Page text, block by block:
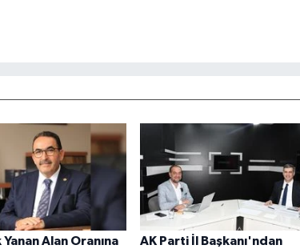
Yanan Alan Oranına
AK Parti İl Başkanı'ndan